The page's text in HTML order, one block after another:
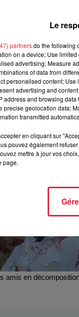
vieux fringues et
de Strasbourg qui
Tu es très vite
jeu !
amis en
Le
partnersdo the following
on a device; Use
advertising; Measure
of data from
personalised content;
advertising and
address and browsing
precise geolocation data;
transmitted
en cliquant sur
pouvez également
mettre à jour vos
page.